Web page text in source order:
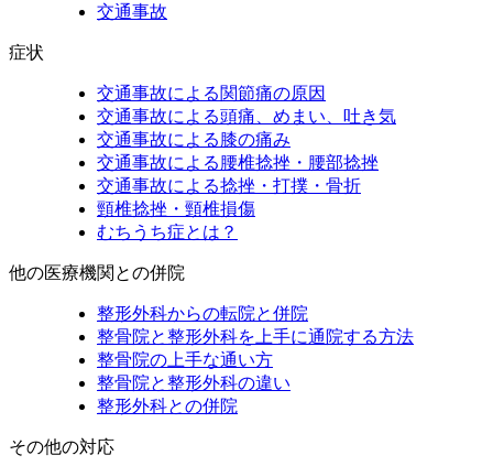
交通事故
症状
交通事故による関節痛の原因
交通事故による頭痛、めまい、吐き気
交通事故による膝の痛み
交通事故による腰椎捻挫・腰部捻挫
交通事故による捻挫・打撲・骨折
頸椎捻挫・頸椎損傷
むちうち症とは？
他の医療機関との併院
整形外科からの転院と併院
整骨院と整形外科を上手に通院する方法
整骨院の上手な通い方
整骨院と整形外科の違い
整形外科との併院
その他の対応